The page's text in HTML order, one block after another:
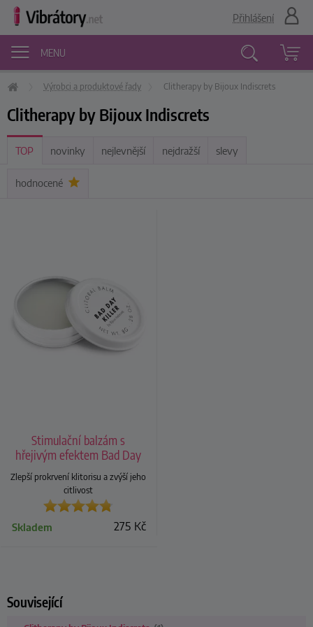
MENU
Vyhledávání
Přihlášení
Výrobci a produktové řady Clitherapy by Bijoux Indiscrets
Clitherapy by Bijoux Indiscrets
TOP novinky nejlevnější nejdražší slevy
hodnocené
Stimulační balzám s
hřejivým efektem Bad Day
Killer
Zlepší prokrvení klitorisu a zvýší jeho
citlivost
275 Kč
Skladem
Související